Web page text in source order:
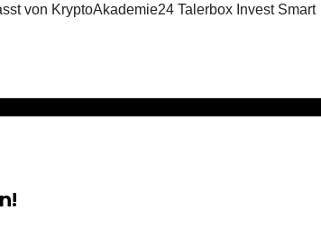
von KryptoAkademie24 Talerbox Invest Smart